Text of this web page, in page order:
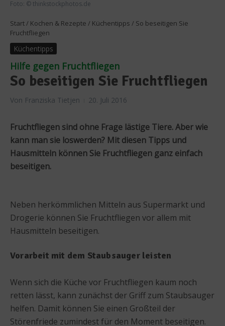
Foto: © thinkstockphotos.de
Start / Kochen & Rezepte / Küchentipps / So beseitigen Sie
Fruchtfliegen
Küchentipps
Hilfe gegen Fruchtfliegen
So beseitigen Sie Fruchtfliegen
Von Franziska Tietjen 20. Juli 2016
Fruchtfliegen sind ohne Frage lästige Tiere. Aber wie
kann man sie loswerden? Mit diesen Tipps und
Hausmitteln können Sie Fruchtfliegen ganz einfach
beseitigen.
Neben herkömmlichen Mitteln aus Supermarkt und
Drogerie können Sie Fruchtfliegen vor allem mit
Hausmitteln beseitigen.
Vorarbeit mit dem Staubsauger leisten
Wenn sich die Küche vor Fruchtfliegen kaum noch
retten lässt, kann zunächst der Griff zum Staubsauger
helfen. Damit können Sie einen Großteil der
Störenfriede zumindest für den Moment beseitigen.